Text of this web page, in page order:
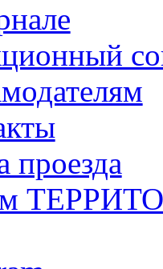
проезда